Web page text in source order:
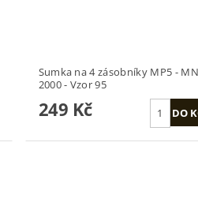
Sumka na 4 zásobníky MP5 -
2000 - Vzor 95
249 Kč